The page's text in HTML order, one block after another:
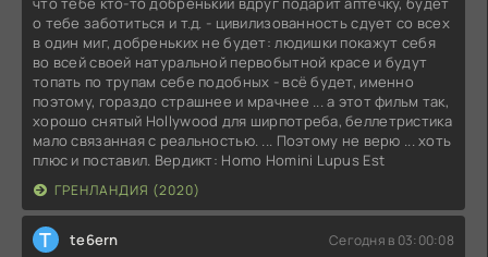
о тебе заботиться и т.д. - цивилизованность сдует со всех
в один миг, добреньких не будет: людишки покажут себя
во всей своей натуральной первобытной красе и будут
топать по трупам себе подобных - всё будет, именно
поэтому, гораздо страшнее и мрачнее ... а этот фильм так,
хорошо снятый Hollywood для ширпотреба, беллетристика
мало связанная с реальностью. ... Поэтому не верю ... хоть
плюс и поставил. Вердикт: Homo Homini Lupus Est
ГРЕНЛАНДИЯ (2020)
T te6ern Сегодня в 03:00:08